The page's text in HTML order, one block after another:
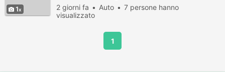
1 2 giorni fa Auto
7 persone hanno
visualizzato
1